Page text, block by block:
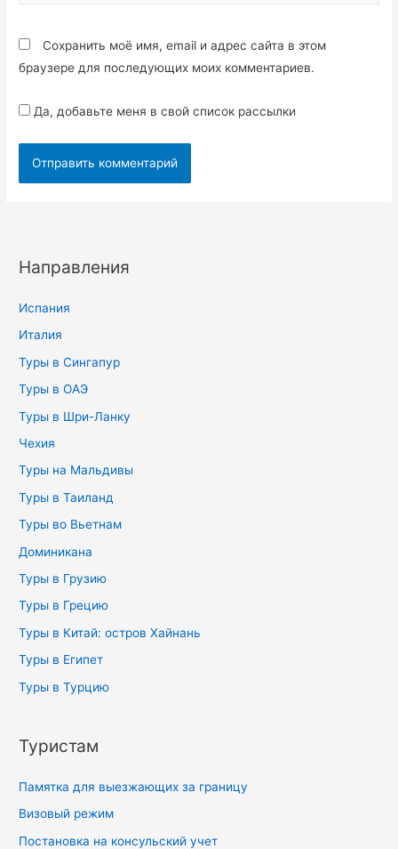
Сохранить моё имя, email и адрес сайта в этом
браузере для последующих моих комментариев.
Да, добавьте меня в свой список рассылки
Направления
Испания
Италия
Туры в Сингапур
Туры в ОАЭ
Туры в Шри-Ланку
Чехия
Туры на Мальдивы
Туры в Таиланд
Туры во Вьетнам
Доминикана
Туры в Грузию
Туры в Грецию
Туры в Китай: остров Хайнань
Туры в Египет
Туры в Турцию
Туристам
Памятка для выезжающих за границу
Визовый режим
Постановка на консульский учет